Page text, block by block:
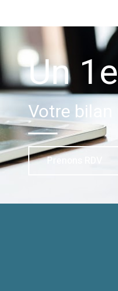
Un
Votre
Prenons RDV